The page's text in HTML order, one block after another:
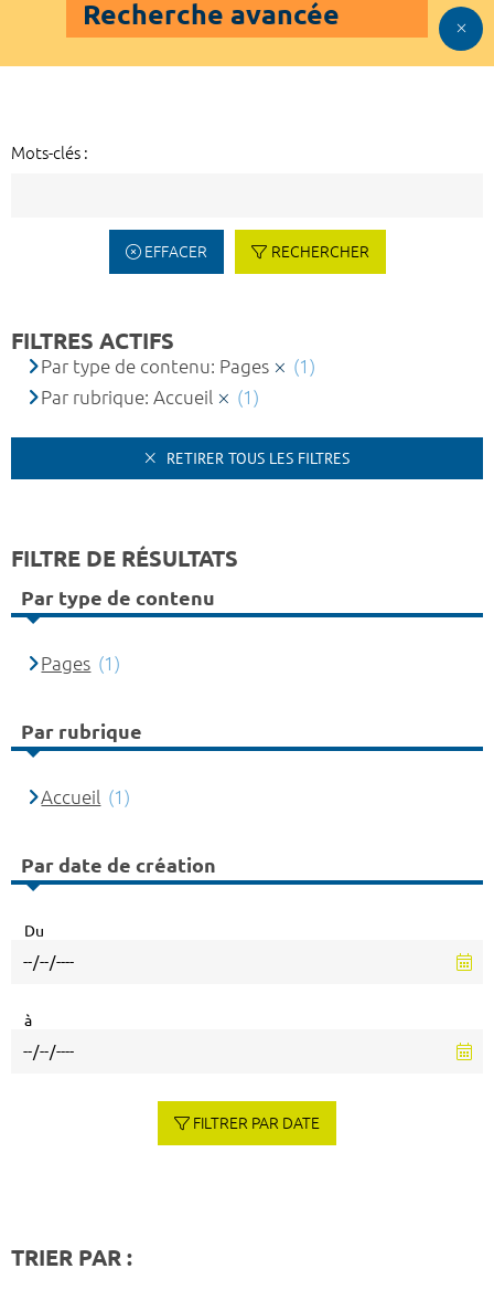
Recherche avancée
Mots-clés :
EFFACER RECHERCHER
FILTRES ACTIFS
Par type de contenu: Pages
(1)
Par rubrique: Accueil
(1)
RETIRER TOUS LES FILTRES
FILTRE DE RÉSULTATS
Par type de contenu
Pages (1)
Par rubrique
Accueil (1)
Par date de création
Du
à
FILTRER PAR DATE
TRIER PAR :